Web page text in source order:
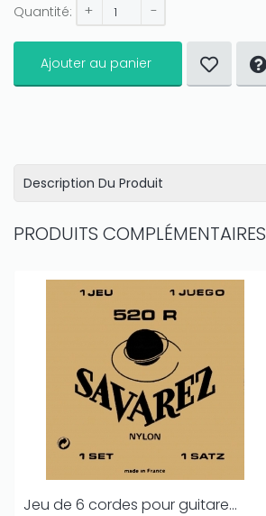
Quantité: + -
Ajouter au panier
Description Du Produit
PRODUITS COMPLÉMENTAIRES
Jeu de 6 cordes pour guitare...